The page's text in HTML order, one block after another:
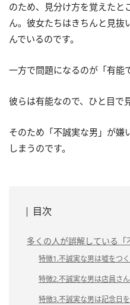
のため、見分け方を覚えたと
ん。彼女たちはきちんと見抜
んでいるのです。
一方で問題になるのが「有能
彼らは有能なので、ひと目で
そのため「不誠実な男」が嫌
しまうのです。
目次
多くの人が誤解している
特徴1.不誠実な男は嘘をつく
特徴2.不誠実な男は店員さ
特徴3.不誠実な男は記念日